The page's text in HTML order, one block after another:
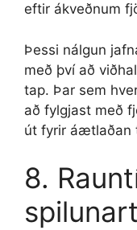
eftir ákveðnum
Þessi nálgun
með því að
tap. Þar sem
að fylgjast með
út fyrir áætlaðan
8.